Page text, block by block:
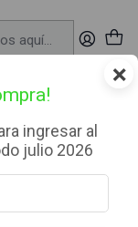
×
ingresar al
julio 2026
mismo día🔥Compra